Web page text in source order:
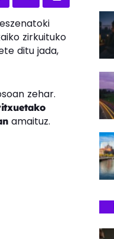
zirkuituko
ditu jada,
zehar.
amaituz.